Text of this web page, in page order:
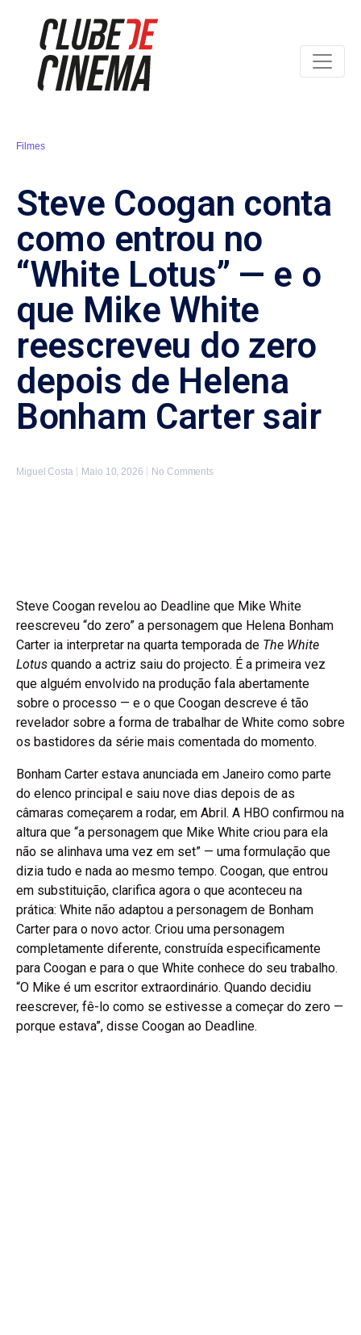
Filmes
Steve Coogan conta
como entrou no
“White Lotus” — e o
que Mike White
reescreveu do zero
depois de Helena
Bonham Carter sair
Miguel Costa Maio 10, 2026 No Comments
Steve Coogan revelou ao Deadline que Mike White
reescreveu “do zero” a personagem que Helena Bonham
Carter ia interpretar na quarta temporada de The White
Lotus quando a actriz saiu do projecto. É a primeira vez
que alguém envolvido na produção fala abertamente
sobre o processo — e o que Coogan descreve é tão
revelador sobre a forma de trabalhar de White como sobre
os bastidores da série mais comentada do momento.
Bonham Carter estava anunciada em Janeiro como parte
do elenco principal e saiu nove dias depois de as
câmaras começarem a rodar, em Abril. A HBO confirmou na
altura que “a personagem que Mike White criou para ela
não se alinhava uma vez em set” — uma formulação que
dizia tudo e nada ao mesmo tempo. Coogan, que entrou
em substituição, clarifica agora o que aconteceu na
prática: White não adaptou a personagem de Bonham
Carter para o novo actor. Criou uma personagem
completamente diferente, construída especificamente
para Coogan e para o que White conhece do seu trabalho.
“O Mike é um escritor extraordinário. Quando decidiu
reescrever, fê-lo como se estivesse a começar do zero —
porque estava”, disse Coogan ao Deadline.